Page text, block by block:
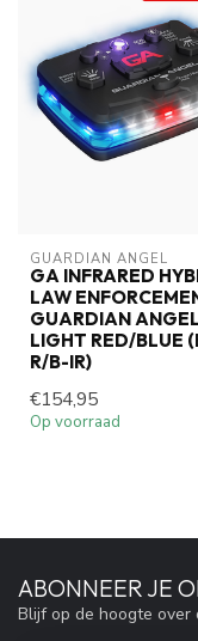
GUARDIAN ANGEL
GA INFRARED
LAW
GUARDIAN ANGEL
LIGHT RED/BLUE
R/B-IR)
€154,95
Op voorraad
ABONNEER JE
Blijf op de hoogte